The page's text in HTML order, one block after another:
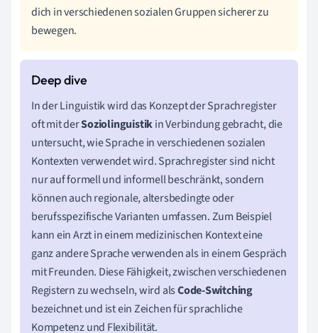
dich in verschiedenen sozialen Gruppen sicherer zu
bewegen.
In der Linguistik wird das Konzept der Sprachregister
oft mit derSoziolinguistikin Verbindung gebracht, die
untersucht, wie Sprache in verschiedenen sozialen
Kontexten verwendet wird. Sprachregister sind nicht
nur auf formell und informell beschränkt, sondern
können auch regionale, altersbedingte oder
berufsspezifische Varianten umfassen. Zum Beispiel
kann ein Arzt in einem medizinischen Kontext eine
ganz andere Sprache verwenden als in einem Gespräch
mit Freunden. Diese Fähigkeit, zwischen verschiedenen
Registern zu wechseln, wird alsCode-Switching
bezeichnet und ist ein Zeichen für sprachliche
Kompetenz und Flexibilität.